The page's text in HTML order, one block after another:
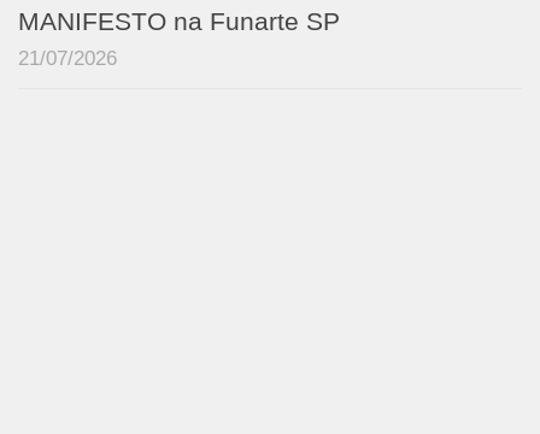
MANIFESTO na Funarte SP
21/07/2026